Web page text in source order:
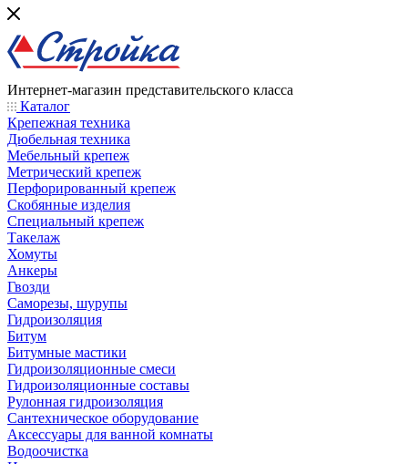
Интернет-магазин представительского класса
Каталог
Крепежная техника
Дюбельная техника
Мебельный крепеж
Метрический крепеж
Перфорированный крепеж
Скобянные изделия
Специальный крепеж
Такелаж
Хомуты
Анкеры
Гвозди
Саморезы, шурупы
Гидроизоляция
Битум
Битумные мастики
Гидроизоляционные смеси
Гидроизоляционные составы
Рулонная гидроизоляция
Сантехническое оборудование
Аксессуары для ванной комнаты
Водоочистка